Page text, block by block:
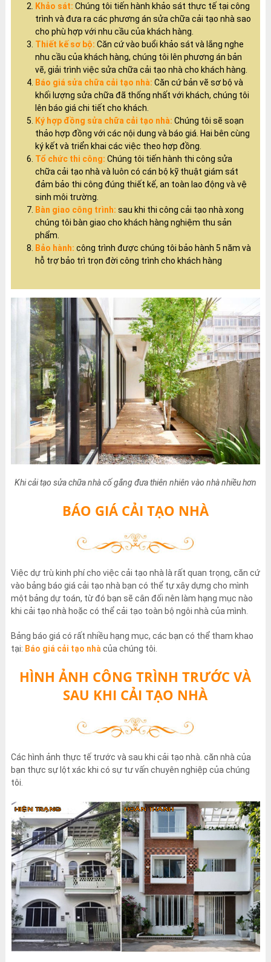
Khảo sát: Chúng tôi tiến hành khảo sát thực tế tại công
trình và đưa ra các phương án sửa chữa cải tạo nhà sao
cho phù hợp với nhu cầu của khách hàng.
Thiết kế sơ bộ: Căn cứ vào buổi khảo sát và lắng nghe
nhu cầu của khách hàng, chúng tôi lên phương án bản
vẽ, giải trình việc sửa chữa cải tạo nhà cho khách hàng.
Báo giá sửa chữa cải tạo nhà: Căn cứ bản vẽ sơ bộ và
khối lượng sửa chữa đã thống nhất với khách, chúng tôi
lên báo giá chi tiết cho khách.
Ký hợp đồng sửa chữa cải tạo nhà: Chúng tôi sẽ soạn
thảo hợp đồng với các nội dung và báo giá. Hai bên cùng
ký kết và triển khai các việc theo hợp đồng.
Tổ chức thi công: Chúng tôi tiến hành thi công sửa
chữa cải tạo nhà và luôn có cán bộ kỹ thuật giám sát
đảm bảo thi công đúng thiết kế, an toàn lao động và vệ
sinh môi trường.
Bàn giao công trình: sau khi thi công cải tạo nhà xong
chúng tôi bàn giao cho khách hàng nghiệm thu sản
phẩm.
Bảo hành: công trình được chúng tôi bảo hành 5 năm và
hỗ trợ bảo trì trọn đời công trình cho khách hàng
Khi cải tạo sửa chữa nhà cố gắng đưa thiên nhiên vào nhà nhiều hơn
BÁO GIÁ CẢI TẠO NHÀ
Việc dự trù kinh phí cho việc cải tạo nhà là rất quan trọng, căn cứ
vào bảng báo giá cải tạo nhà bạn có thể tự xây dựng cho mình
một bảng dự toán, từ đó bạn sẽ cân đối nên làm hạng mục nào
khi cải tạo nhà hoặc có thể cải tạo toàn bộ ngôi nhà của mình.
Bảng báo giá có rất nhiều hạng mục, các bạn có thể tham khao
tại: Báo giá cải tạo nhàcủa chúng tôi.
HÌNH ẢNH CÔNG TRÌNH TRƯỚC VÀ
SAU KHI CẢI TẠO NHÀ
Các hình ảnh thực tế trước và sau khi cải tạo nhà. căn nhà của
bạn thực sự lột xác khi có sự tư vấn chuyên nghiệp của chúng
tôi.